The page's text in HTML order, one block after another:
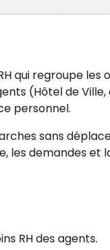
qui regroupe les
(Hôtel de Ville,
personnel.
sans
les demandes et
RH des agents.